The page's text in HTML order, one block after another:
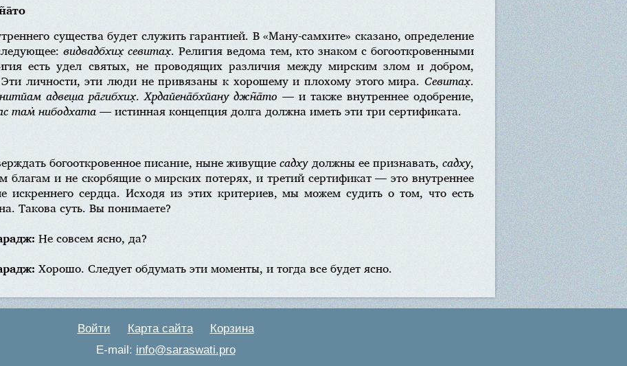
существа будет служить гарантией. В «Ману-самхите» сказано, определение
видвадбхих̣ севитах̣. Религия ведома тем, кто знаком с богооткровенными
есть удел святых, не проводящих различия между мирским злом и добром,
личности, эти люди не привязаны к хорошему и плохому этого мира.Севитах̣.
нитйам адвеш̣а ра̄гибхих̣.Хр̣дайена̄бхйану джн̃а̄то — и также внутреннее одобрение,
там̇ нибодхата— истинная концепция долга должна иметь эти три сертификата.
богооткровенное писание, ныне живущиесадхудолжны ее признавать,садху,
благам и не скорбящие о мирских потерях, и третий сертификат — это внутреннее
искреннего сердца. Исходя из этих критериев, мы можем судить о том, что есть
Такова суть. Вы понимаете?
Не совсем ясно, да?
Хорошо. Следует обдумать эти моменты, и тогда все будет ясно.
Войти Карта сайта
Корзина
E-mail: info@saraswati.pro